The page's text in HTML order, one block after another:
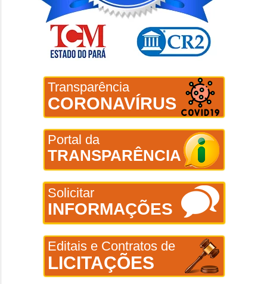
Transparência
CORONAVÍRUS
Portal da
TRANSPARÊNCIA
Solicitar
INFORMAÇÕES
Editais e Contratos de
LICITAÇÕES